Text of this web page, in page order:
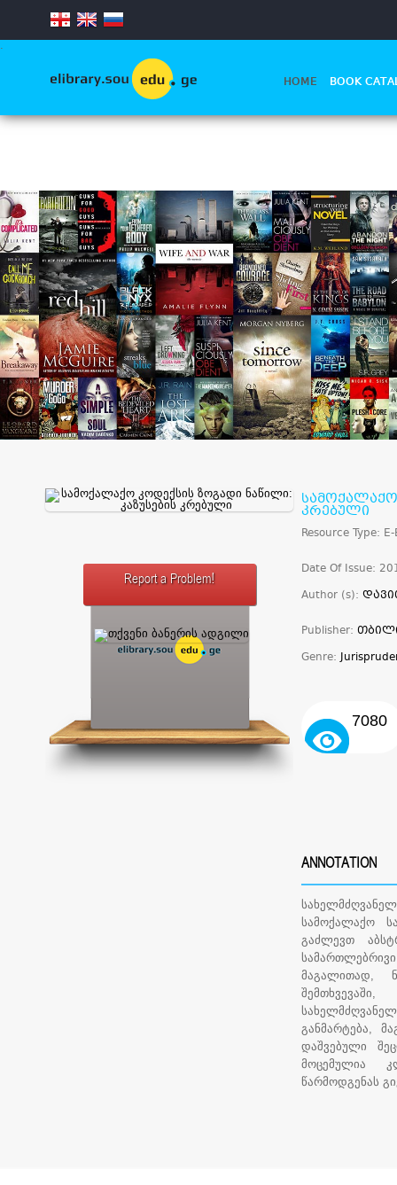
.
HOME BOOK
Report a Problem!
კრებული
Resource Type:
Date Of Issue:
Author (s):
Publisher:
Genre:
7080
ANNOTATION
სამოქალაქო
გაძლევთ
მაგალითად,
განმარტება,
დაშვებული
მოცემულია
წარმოდგენას